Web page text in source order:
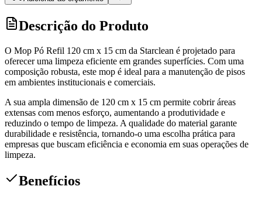
Descrição do Produto
O Mop Pó Refil 120 cm x 15 cm da Starclean é projetado para
oferecer uma limpeza eficiente em grandes superfícies. Com uma
composição robusta, este mop é ideal para a manutenção de pisos
em ambientes institucionais e comerciais.
A sua ampla dimensão de 120 cm x 15 cm permite cobrir áreas
extensas com menos esforço, aumentando a produtividade e
reduzindo o tempo de limpeza. A qualidade do material garante
durabilidade e resistência, tornando-o uma escolha prática para
empresas que buscam eficiência e economia em suas operações de
limpeza.
Benefícios